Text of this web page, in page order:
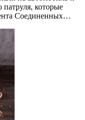
которые
Соединенных…